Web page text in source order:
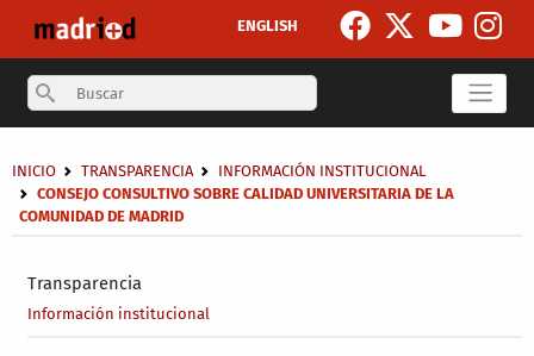
ENGLISH
Search
Transparencia
Información institucional
Sobrescribir enlaces de ayuda a la navegación
INICIO TRANSPARENCIA
INFORMACIÓN INSTITUCIONAL
CONSEJO CONSULTIVO SOBRE CALIDAD UNIVERSITARIA DE LA
COMUNIDAD DE MADRID